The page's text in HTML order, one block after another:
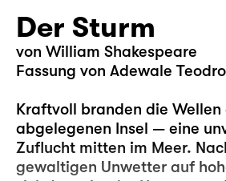
Der Sturm
von William Shakespeare
Fassung von Adewale
Kraftvoll branden die
abgelegenen Insel — eine
Zuflucht mitten im Meer.
gewaltigen Unwetter auf